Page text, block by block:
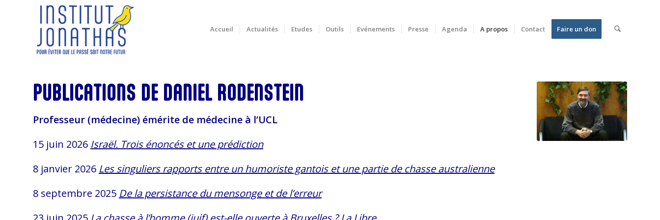
Accueil Actualités Etudes Outils Evénements Presse Agenda A propos Contact Faire un don
PUBLICATIONS DE DANIEL RODENSTEIN
Professeur (médecine) émérite de médecine à l’UCL
15 juin 2026 Israël. Trois énoncés et une prédiction
8 janvier 2026 Les singuliers rapports entre un humoriste gantois et une partie de chasse australienne
8 septembre 2025 De la persistance du mensonge et de l’erreur